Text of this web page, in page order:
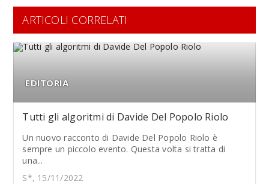
ARTICOLI CORRELATI
EDITORIA
Tutti gli algoritmi di Davide Del Popolo Riolo
Un nuovo racconto di Davide Del Popolo Riolo è
sempre un piccolo evento. Questa volta si tratta di
una...
S*, 15/11/2022